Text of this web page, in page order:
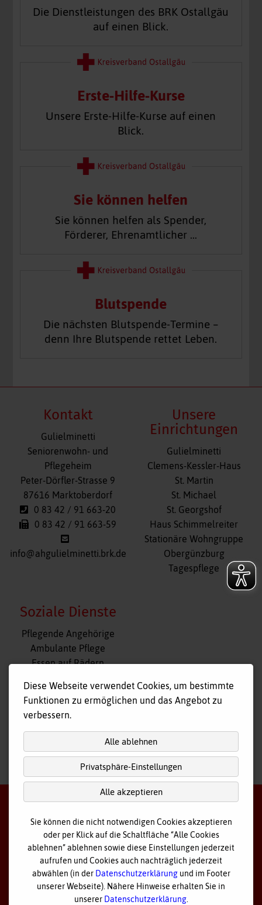
Die Dienstleistungen des BRK Ostallgäu
auf einen Blick.
Erste-Hilfe-Kurse
Unsere Erste-Hilfe-Kurse auf einen
Blick.
Sie können helfen
Sie können helfen als Spender,
Förderer, Ehrenamtlicher …
Blutspende
Die nächsten Blutspende-Termine –
denn Ihre Blutspende rettet Leben.
Kontakt
Gulielminetti
Seniorenwohn- und
Pflegeheim
Peter-Dörfler-Strasse 9
87616 Marktoberdorf
0 83 42 / 91 663-20
0 83 42 / 91 663-59
info@ahgulielminetti.brk.de
Unsere
Einrichtungen
Navigation
überspringen
Gulielminetti
Clemens-Kessler-Haus
St. Martin
St. Michael
St. Georgshof
Haus Schimmelreiter
Stationäre Wohngruppe
Obergünzburg
Tagespflege
Soziale Dienste
Navigation
überspringen
Pflegende Angehörige
Ambulante Pflege
Essen auf Rädern
Tagespflege
Hausnotruf
nach oben
2026 Bayerisches Rotes Kreuz - Kreisverband Ostallgäu
Datenschutz
Cookie Einstellungen
Diese Webseite verwendet Cookies, um bestimmte
Funktionen zu ermöglichen und das Angebot zu
verbessern.
Alle ablehnen
Privatsphäre-Einstellungen
Alle akzeptieren
Sie können die nicht notwendigen Cookies akzeptieren
oder per Klick auf die Schaltfläche “Alle Cookies
ablehnen” ablehnen sowie diese Einstellungen jederzeit
aufrufen und Cookies auch nachträglich jederzeit
abwählen (in der Datenschutzerklärungund im Footer
unserer Webseite). Nähere Hinweise erhalten Sie in
unserer Datenschutzerklärung.